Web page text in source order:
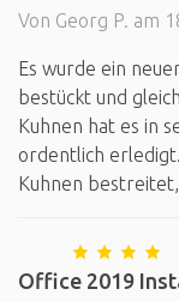
Von Georg P. am
Es wurde ein
bestückt und
Kuhnen hat es in
ordentlich
Kuhnen
Office 2019